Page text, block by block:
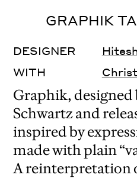
GRAPHIK
DESIGNER
WITH
Graphik,
Schwartz and
inspired by
made with plain
A reinterpretation